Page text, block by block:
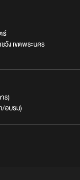
ร์
วัง เขตพระนคร
ร)
/อบรม)